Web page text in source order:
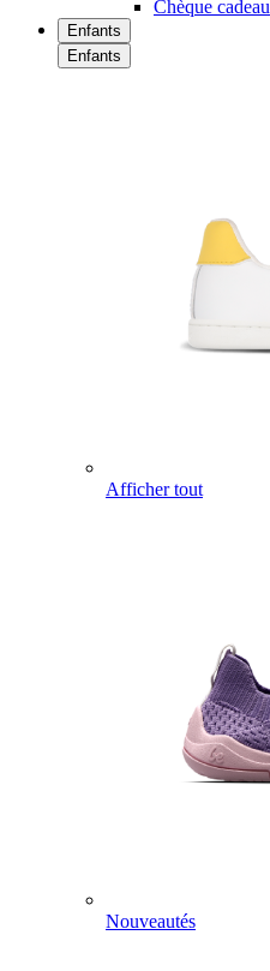
Chèque cadeau
Enfants
Enfants
Afficher tout
Nouveautés